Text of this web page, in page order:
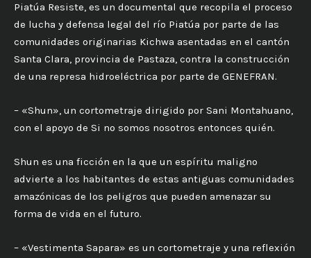
Piatúa Resiste, es un documental que recopila el proceso
de lucha y defensa legal del río Piatúa por parte de las
comunidades originarias Kichwa asentadas en el cantón
Santa Clara, provincia de Pastaza, contra la construcción
de una represa hidroeléctrica por parte de GENEFRAN.
– «Shun», un cortometraje dirigido por Sani Montahuano,
con el apoyo de Si no somos nosotros entonces quién.
Shun es una ficción en la que un espíritu maligno
advierte a los habitantes de estas antiguas comunidades
amazónicas de los peligros que pueden amenazar su
forma de vida en el futuro.
– «Vestimenta Sapara» es un cortometraje y una reflexión